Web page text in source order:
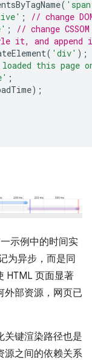
(
;
// change
;
// change
it, and append
( 'div' );
loaded this page
;
);
示例中的时间实
为异步，而是同
HTML 页面显著
外部资源，网页已
关键渲染路径也是
源之间的依赖关系